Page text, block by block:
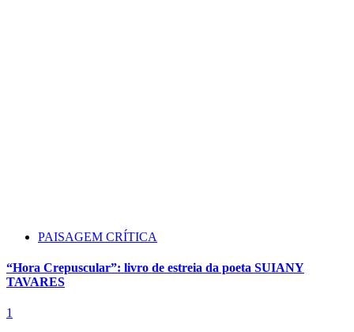
PAISAGEM CRÍTICA
“Hora Crepuscular”: livro de estreia da poeta SUIANY
TAVARES
1